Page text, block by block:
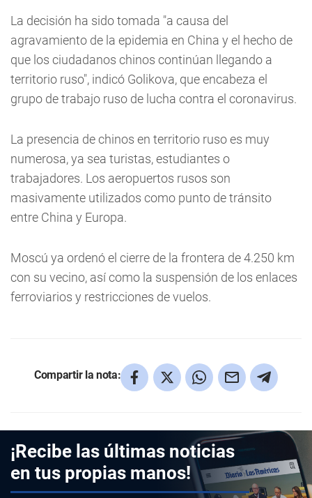
La decisión ha sido tomada "a causa del
agravamiento de la epidemia en China y el hecho de
que los ciudadanos chinos continúan llegando a
territorio ruso", indicó Golikova, que encabeza el
grupo de trabajo ruso de lucha contra el coronavirus.
La presencia de chinos en territorio ruso es muy
numerosa, ya sea turistas, estudiantes o
trabajadores. Los aeropuertos rusos son
masivamente utilizados como punto de tránsito
entre China y Europa.
Moscú ya ordenó el cierre de la frontera de 4.250 km
con su vecino, así como la suspensión de los enlaces
ferroviarios y restricciones de vuelos.
Compartir la nota:
¡Recibe las últimas noticias
en tus propias manos!